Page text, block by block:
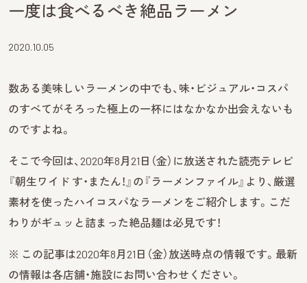
一度は食べるべき絶品ラーメン
2020.10.05
数ある美味しいラーメンの中でも、味・ビジュアル・コスパ
のすべてがそろった極上の一杯にはなかなか出会えないも
のですよね。
そこで今回は、2020年8月21日（金）に放送された読売テレビ
『朝生ワイド す・またん！』の『ラーメンファイル』より、厳選
素材を使ったハイコスパなラーメンをご紹介します。こだ
わりがギュッと詰まった絶品麺は必見です！
※ この記事は2020年8月21日（金）放送時点の情報です。最新
の情報は各店舗・施設にお問い合わせください。